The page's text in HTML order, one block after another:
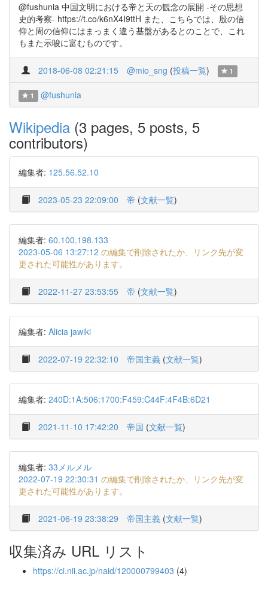
@fushunia 中国文明における帝と天の観念の展開 -その思想
史的考察- https://t.co/k6nX4I9ttH また、こちらでは、殷の信
仰と周の信仰にはまっまく違う基盤があるとのことで、これ
もまた示唆に富むものです。
2018-06-08 02:21:15 @mio_sng (投稿一覧) 1
1 @fushunia
Wikipedia (3 pages, 5 posts, 5
contributors)
編集者: 125.56.52.10
2023-05-23 22:09:00 帝 (文献一覧)
編集者: 60.100.198.133
2023-05-06 13:27:12 の編集で削除されたか、リンク先が変
更された可能性があります。
2022-11-27 23:53:55 帝 (文献一覧)
編集者: Alicia jawiki
2022-07-19 22:32:10 帝国主義 (文献一覧)
編集者: 240D:1A:506:1700:F459:C44F:4F4B:6D21
2021-11-10 17:42:20 帝国 (文献一覧)
編集者: 33メルメル
2022-07-19 22:30:31 の編集で削除されたか、リンク先が変
更された可能性があります。
2021-06-19 23:38:29 帝国主義 (文献一覧)
収集済み URL リスト
https://ci.nii.ac.jp/naid/120000799403 (4)